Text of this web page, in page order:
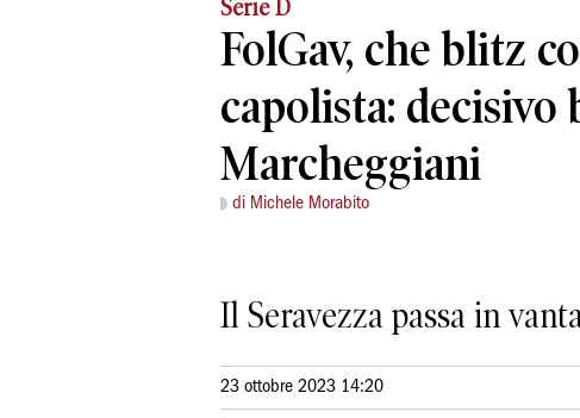
Serie D
FolGav, che blitz
capolista: decisivo
Marcheggiani
di Michele Morabito
Il Seravezza passa in
23 ottobre 2023 14:20